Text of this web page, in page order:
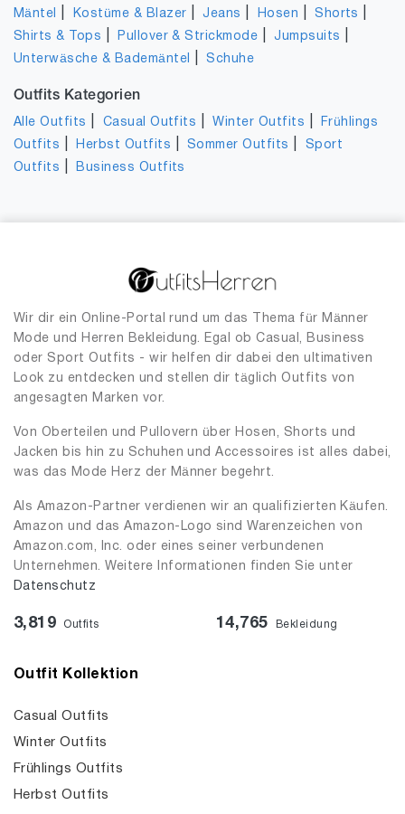
Mäntel Kostüme & Blazer |Jeans Hosen |Shorts
Shirts & Tops Pullover & Strickmode |Jumpsuits
Unterwäsche & Bademäntel |Schuhe
Outfits Kategorien
Alle Outfits Casual Outfits |Winter Outfits
Frühlings
Outfits
Herbst Outfits Sommer Outfits
Sport
Outfits
Business Outfits
Wir dir ein Online-Portal rund um das Thema für Männer
Mode und Herren Bekleidung. Egal ob Casual, Business
oder Sport Outfits - wir helfen dir dabei den ultimativen
Look zu entdecken und stellen dir täglich Outfits von
angesagten Marken vor.
Von Oberteilen und Pullovern über Hosen, Shorts und
Jacken bis hin zu Schuhen und Accessoires ist alles dabei,
was das Mode Herz der Männer begehrt.
Als Amazon-Partner verdienen wir an qualifizierten Käufen.
Amazon und das Amazon-Logo sind Warenzeichen von
Amazon.com, Inc. oder eines seiner verbundenen
Unternehmen. Weitere Informationen finden Sie unter
Datenschutz
3,819 Outfits 14,765 Bekleidung
Outfit Kollektion
Casual Outfits
Winter Outfits
Frühlings Outfits
Herbst Outfits